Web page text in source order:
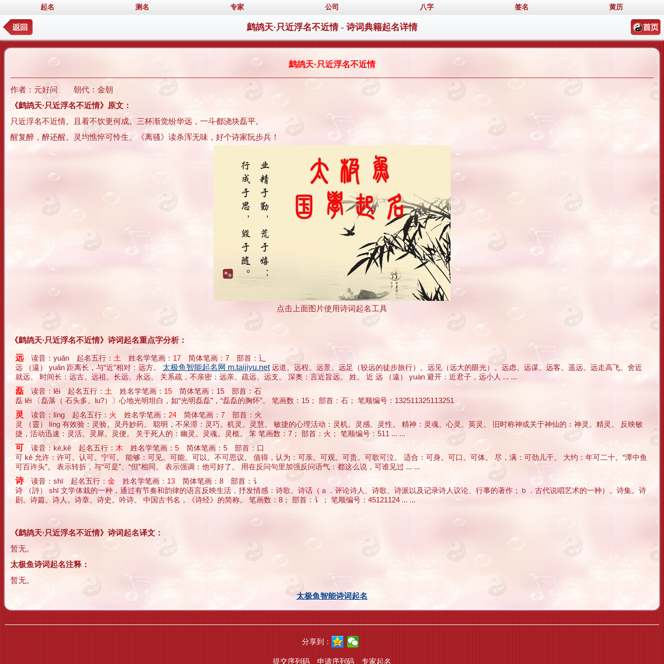
起名 测名 专家 公司 八字 签名 黄历
鹧鸪天·只近浮名不近情 - 诗词典籍起名详情
鹧鸪天·只近浮名不近情
作者：元好问 朝代：金朝
《鹧鸪天·只近浮名不近情》原文：
只近浮名不近情。且看不饮更何成。三杯渐觉纷华远，一斗都浇块磊平。
醒复醉，醉还醒。灵均憔悴可怜生。《离骚》读杀浑无味，好个诗家阮步兵！
点击上面图片使用诗词起名工具
《鹧鸪天·只近浮名不近情》诗词起名重点字分析：
远 读音：yuǎn 起名五行： 土 姓名学笔画： 17 简体笔画：7 部首：辶
远 （遠） yuǎn 距离长，与“近”相对：远方。 太极鱼智能起名网 m.taijiyu.net远道。远程。远景。远足（较远的徒步旅行）。远见（远大的眼光）。远虑。远谋。远客。遥远。远走高飞。舍近
就远。 时间长：远古。远祖。长远。永远。 关系疏，不亲密：远亲。疏远。远支。 深奥：言近旨远。 姓。 近 远 （遠） yuàn 避开：近君子，远小人 ... ...
磊 读音：lěi 起名五行： 土 姓名学笔画： 15 简体笔画：15 部首：石
磊 lěi 〔磊落（ 石头多。lu?）〕心地光明坦白，如“光明磊磊”，“磊磊的胸怀”。 笔画数：15； 部首：石； 笔顺编号：132511325113251
灵 读音：líng 起名五行： 火 姓名学笔画： 24 简体笔画：7 部首：火
灵 （靈） líng 有效验：灵验。灵丹妙药。 聪明，不呆滞：灵巧。机灵。灵慧。 敏捷的心理活动：灵机。灵感。灵性。 精神：灵魂。心灵。英灵。 旧时称神或关于神仙的：神灵。精灵。 反映敏
捷，活动迅速：灵活。灵犀。灵便。 关于死人的：幽灵。灵魂。灵柩。 笨 笔画数：7； 部首：火； 笔顺编号：511 ... ...
可 读音：kè,kě 起名五行： 木 姓名学笔画： 5 简体笔画：5 部首：口
可 kě 允许：许可。认可。宁可。 能够：可见。可能。可以。不可思议。 值得，认为：可亲。可观。可贵。可歌可泣。 适合：可身。可口。可体。 尽，满：可劲儿干。 大约：年可二十。“潭中鱼
可百许头”。 表示转折，与“可是”、“但”相同。 表示强调：他可好了。 用在反问句里加强反问语气：都这么说，可谁见过 ... ...
诗读音：shī 起名五行： 金 姓名学笔画： 13 简体笔画：8 部首：讠
诗 （詩） shī 文学体栽的一种，通过有节奏和韵律的语言反映生活，抒发情感：诗歌。诗话（ａ．评论诗人、诗歌、诗派以及记录诗人议论、行事的著作；ｂ．古代说唱艺术的一种）。诗集。诗
剧。诗篇。诗人。诗章。诗史。吟诗。 中国古书名，《诗经》的简称。 笔画数：8； 部首：讠； 笔顺编号：45121124 ... ...
《鹧鸪天·只近浮名不近情》诗词起名译文：
暂无。
太极鱼诗词起名注释：
暂无。
太极鱼智能诗词起名
分享到：
提交序列码 申请序列码 专家起名